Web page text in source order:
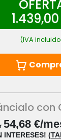
(IVA
con
54,68 €/
INTERESES! (